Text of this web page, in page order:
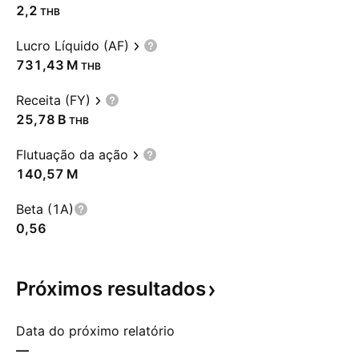
2,2 THB
Lucro Líquido (AF)
‪731,43 M‬ THB
Receita (FY)
‪25,78 B‬ THB
Flutuação da ação
‪140,57 M‬
Beta (1A)
0,56
Próximos resultados
Data do próximo relatório
—